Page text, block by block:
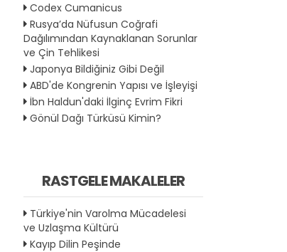
Codex Cumanicus
Rusya’da Nüfusun Coğrafi
Dağılımından Kaynaklanan Sorunlar
ve Çin Tehlikesi
Japonya Bildiğiniz Gibi Değil
ABD'de Kongrenin Yapısı ve İşleyişi
İbn Haldun'daki İlginç Evrim Fikri
Gönül Dağı Türküsü Kimin?
RASTGELE MAKALELER
Türkiye'nin Varolma Mücadelesi
ve Uzlaşma Kültürü
Kayıp Dilin Peşinde